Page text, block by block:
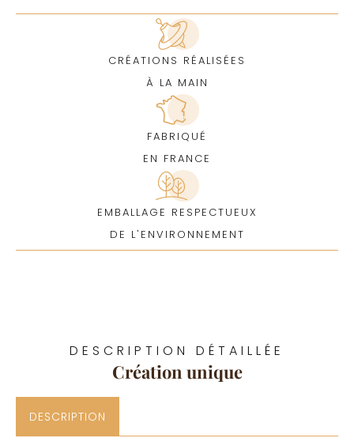
CRÉATIONS RÉALISÉES
À LA MAIN
FABRIQUÉ
EN FRANCE
EMBALLAGE RESPECTUEUX
DE L'ENVIRONNEMENT
DESCRIPTION DÉTAILLÉE
Création unique
DESCRIPTION